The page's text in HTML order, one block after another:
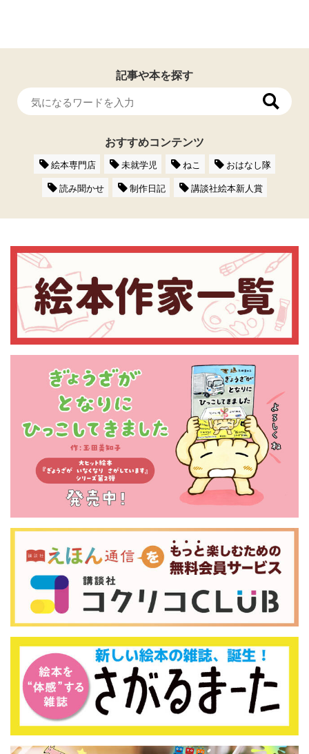
記事や本を探す
おすすめコンテンツ
絵本専門店 未就学児 ねこ
おはなし隊
読み聞かせ
制作日記 講談社絵本新人賞